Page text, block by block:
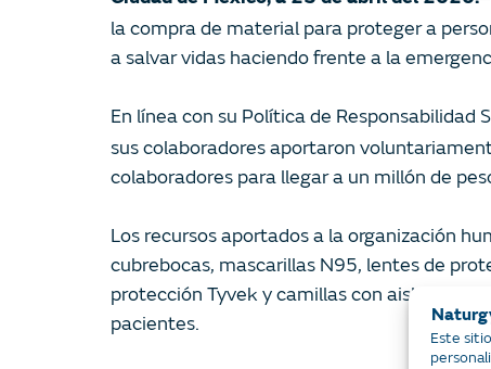
Este
la compra de material para proteger a
a salvar vidas haciendo frente a la
En línea con su Política de
sus colaboradores aportaron
colaboradores para llegar a un millón de
Los recursos aportados a la organización
cubrebocas, mascarillas N95, lentes de
protección Tyvek y camillas con
pacientes.